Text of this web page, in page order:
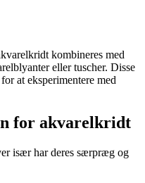
kombineres med
eller tuscher. Disse
at eksperimentere med
for akvarelkridt
især har deres særpræg og